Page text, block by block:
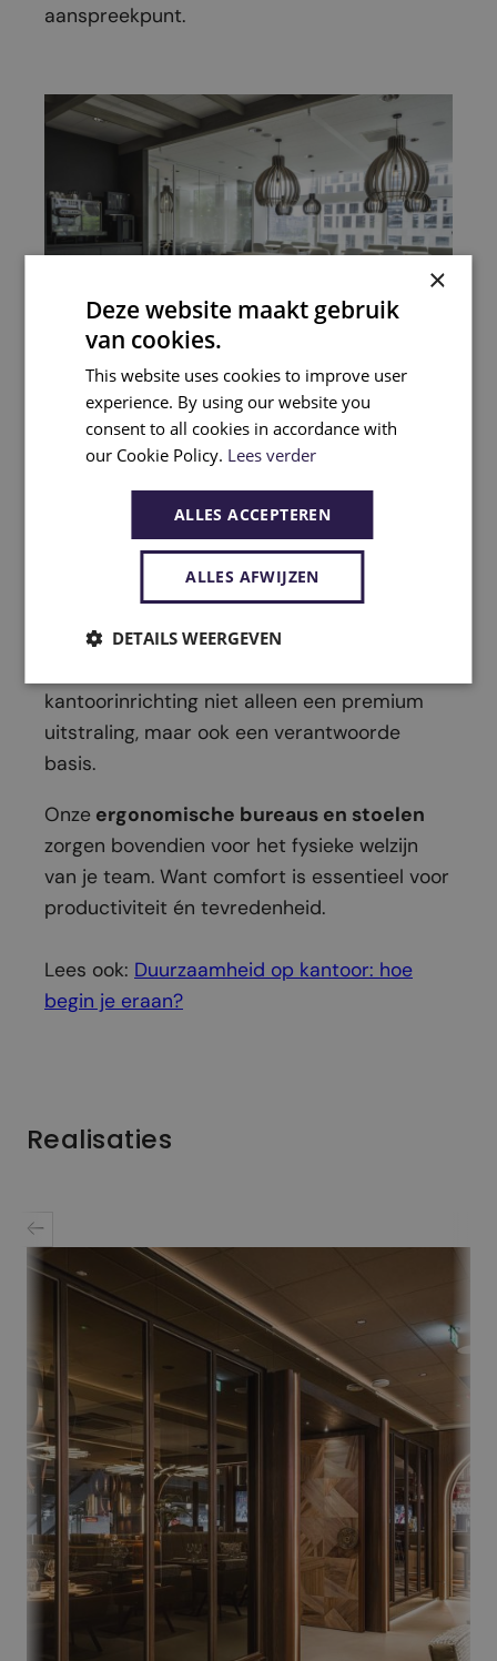
aanspreekpunt.
Slimme keuzes voor duurzame luxe
Luxe gaat voor ons hand in hand met
duurzaamheid. Jouw luxe kantoormeubelen
worden zorgvuldig geselecteerd met oog op
een lange levensduur, circulaire materialen
en we werken samen met leveranciers die
kantoorinrichting niet alleen een premium
uitstraling, maar ook een verantwoorde
basis.
Onze ergonomische bureaus en stoelen
zorgen bovendien voor het fysieke welzijn
van je team. Want comfort is essentieel voor
productiviteit én tevredenheid.
Lees ook: Duurzaamheid op kantoor: hoe
begin je eraan?
Realisaties
×
Deze website maakt gebruik
van cookies.
This website uses cookies to improve user
experience. By using our website you
consent to all cookies in accordance with
our Cookie Policy. Lees verder
ALLES ACCEPTEREN
ALLES AFWIJZEN
DETAILS WEERGEVEN